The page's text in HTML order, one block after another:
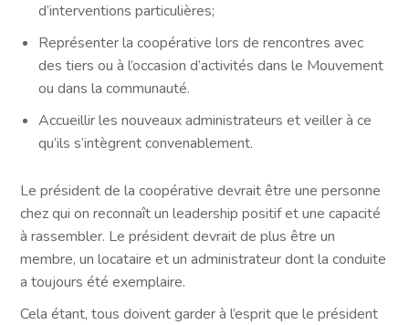
d’interventions particulières;
Représenter la coopérative lors de rencontres avec
des tiers ou à l’occasion d’activités dans le Mouvement
ou dans la communauté.
Accueillir les nouveaux administrateurs et veiller à ce
qu’ils s’intègrent convenablement.
Le président de la coopérative devrait être une personne
chez qui on reconnaît un leadership positif et une capacité
à rassembler. Le président devrait de plus être un
membre, un locataire et un administrateur dont la conduite
a toujours été exemplaire.
Cela étant, tous doivent garder à l’esprit que le président